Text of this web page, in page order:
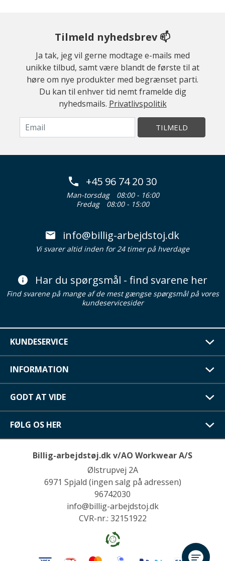
Tilmeld nyhedsbrev 📫
Ja tak, jeg vil gerne modtage e-mails med
unikke tilbud, samt være blandt de første til at
høre om nye produkter med begrænset parti.
Du kan til enhver tid nemt framelde dig
nyhedsmails. Privatlivspolitik
TILMELD
+45 96 74 20 30
Man-torsdag
08:00 - 16:00
Fredag
08:00 - 15:00
info@billig-arbejdstoj.dk
Vi svarer altid inden for 24 timer på hverdage
Har du spørgsmål - find svarene her
Find svarene på mange af de mest gængse spørgsmål på vores
kundeservicesider
KUNDESERVICE
INFORMATION
GODT AT VIDE
FØLG OS HER
Billig-arbejdstøj.dk v/AO Workwear A/S
Ølstrupvej 2A
6971 Spjald (ingen salg på adressen)
96742030
info@billig-arbejdstoj.dk
CVR-nr.: 32151922